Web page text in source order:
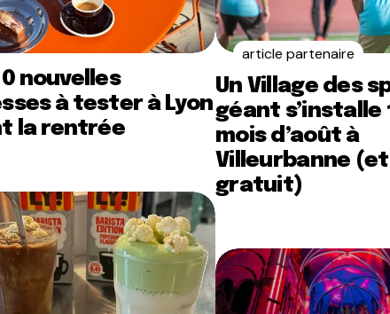
nouvelles
à tester à Lyon
la rentrée
article partenaire
Un Village des
géant
mois d’août à
Villeurbanne (et
gratuit)